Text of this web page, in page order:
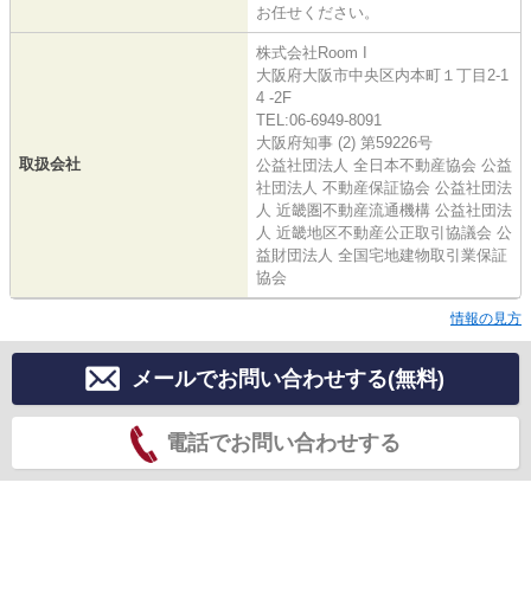
お任せください。
取扱会社
株式会社Room I
大阪府大阪市中央区内本町１丁目2-1
4 -2F
TEL:06-6949-8091
大阪府知事 (2) 第59226号
公益社団法人 全日本不動産協会 公益
社団法人 不動産保証協会 公益社団法
人 近畿圏不動産流通機構 公益社団法
人 近畿地区不動産公正取引協議会 公
益財団法人 全国宅地建物取引業保証
協会
情報の見方
メールでお問い合わせする(無料)
電話でお問い合わせする